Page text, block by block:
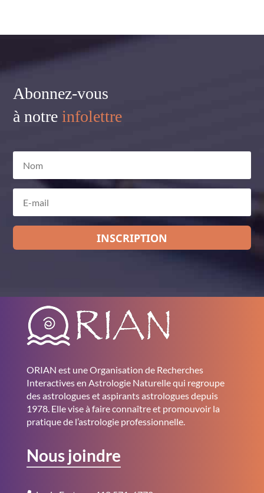
Abonnez-vous
à notreinfolettre
INSCRIPTION
ORIAN est une Organisation de Recherches
Interactives en Astrologie Naturelle qui regroupe
des astrologues et aspirants astrologues depuis
1978. Elle vise à faire connaître et promouvoir la
pratique de l’astrologie professionnelle.
Nous joindre